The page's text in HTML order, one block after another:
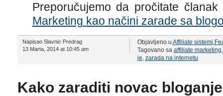
Preporučujemo da pročitate članak
Marketing kao načini zarade sa
Napisao Slavnic Predrag
13 Marta, 2014 at 10:45 am
Objavljeno u Affiliate sistemi,
Tagovano sa affiliate marketing
je, zarada na internetu
Kako zaraditi novac